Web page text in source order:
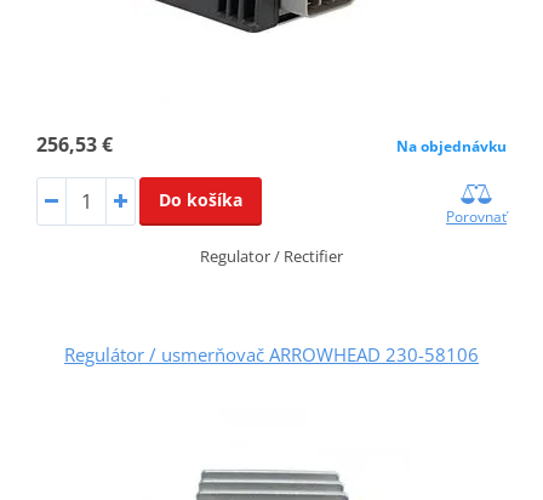
256,53 € Na objednávku
Do košíka
Porovnať
Regulator / Rectifier
Regulátor / usmerňovač ARROWHEAD 230-58106